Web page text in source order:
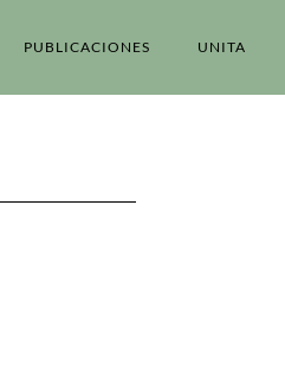
PUBLICACIONES UNITA